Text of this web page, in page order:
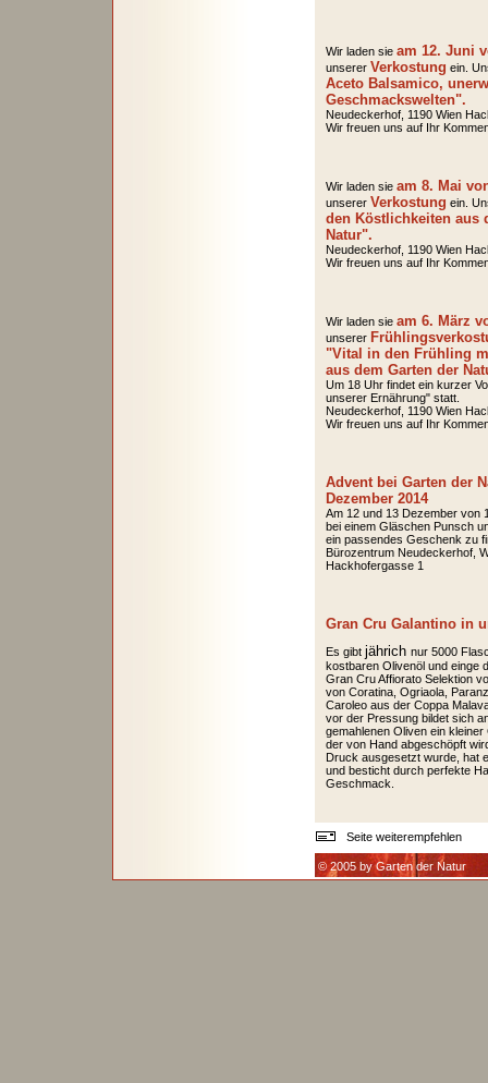
Wir laden sie am 12. Juni
unserer Verkostung ein.
Aceto Balsamico,
Geschmackswelten".
Neudeckerhof, 1190 Wien
Wir freuen uns auf Ihr
Wir laden sie am 8. Mai
unserer Verkostung ein.
den Köstlichkeiten aus
Natur".
Neudeckerhof, 1190 Wien
Wir freuen uns auf Ihr
Wir laden sie am 6. März
unserer
"Vital in den Frühling
aus dem Garten der
Um 18 Uhr findet ein kurzer
unserer Ernährung" statt.
Neudeckerhof, 1190 Wien
Wir freuen uns auf Ihr
Advent bei Garten der
Dezember 2014
Am 12 und 13 Dezember von
bei einem Gläschen Punsch
ein passendes Geschenk zu
Bürozentrum Neudeckerhof,
Hackhofergasse 1
Gran Cru Galantino in
Es gibt jährich nur 5000
kostbaren Olivenöl und einge
Gran Cru Affiorato Selektion
von Coratina, Ogriaola,
Caroleo aus der Coppa
vor der Pressung bildet sich
gemahlenen Oliven ein
der von Hand abgeschöpft
Druck ausgesetzt wurde, hat
und besticht durch perfekte
Geschmack.
Seite weiterempfehlen
© 2005 by Garten der Natur